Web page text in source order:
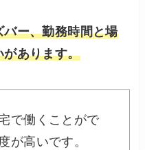
ー、勤務時間と場
があります。
で働くことがで
が高いです。